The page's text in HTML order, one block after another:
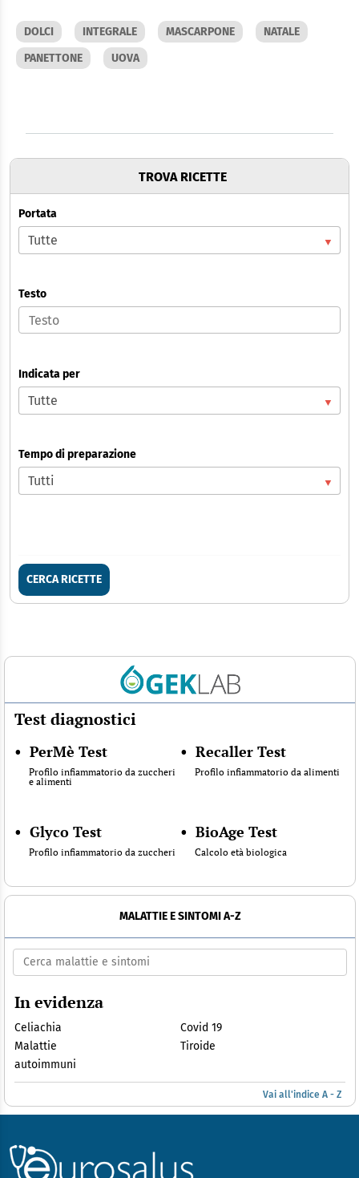
DOLCI INTEGRALE MASCARPONE
NATALE
PANETTONE
UOVA
TROVA RICETTE
Portata
Testo
Indicata per
Tempo di preparazione
CERCA RICETTE
Test diagnostici
• PerMè Test
Profilo infiammatorio da zuccheri
e alimenti
• Recaller Test
Profilo infiammatorio da alimenti
• Glyco Test
Profilo infiammatorio da zuccheri
• BioAge Test
Calcolo età biologica
MALATTIE E SINTOMI A-Z
In evidenza
Celiachia
Covid 19
Malattie
autoimmuni
Tiroide
Vai all'indice A - Z